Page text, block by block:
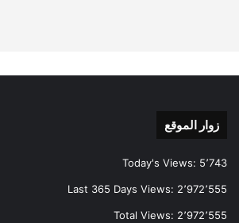
زوار الموقع
Today's Views: 5٬743
Last 365 Days Views: 2٬972٬555
Total Views: 2٬972٬555